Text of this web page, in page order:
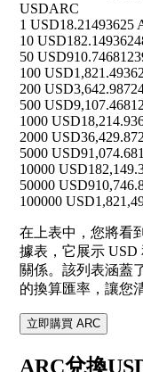
USDARC
1 USD18.21493625
10 USD
50 USD
100 USD
200 USD
500 USD
1000 USD
2000 USD
5000 USD
10000 USD
50000 USD
100000 USD
在上表中，您將看
據表，它展示 USD
關係。該列表涵蓋
的換算匯率，讓您
立即購買 ARC
ARC兌換